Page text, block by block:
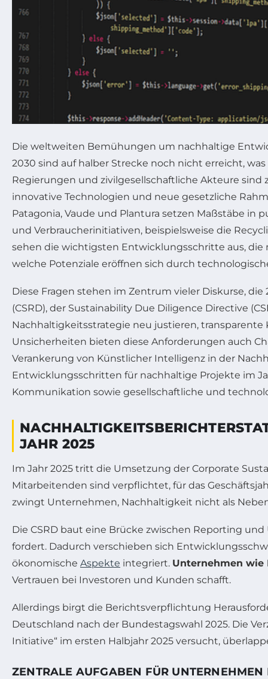
Die weltweiten Bemühungen um nachhaltige
2030 sind auf halber Strecke noch nicht erreicht,
Regierungen und zivilgesellschaftliche Akteure
innovative Technologien und neue gesetzliche
Patagonia, Vaude und Plantura setzen Maßstäbe
und Verbraucherinitiativen, beispielsweise die
sehen die wichtigsten Entwicklungsschritte aus, die
welche Potenziale eröffnen sich durch
Diese Fragen stehen im Zentrum vieler Diskurse,
(CSRD), der Sustainability Due Diligence Directive
Nachhaltigkeitsstrategie neu justieren,
Unsicherheiten bieten diese Anforderungen auch
Verankerung von Künstlicher Intelligenz in der
Entwicklungsschritten für nachhaltige Projekte im
Kommunikation sowie gesellschaftliche und
JAHR 2025
Im Jahr 2025 tritt die Umsetzung der Corporate
Mitarbeitenden sind verpflichtet, für das
zwingt Unternehmen, Nachhaltigkeit nicht als
Die CSRD baut eine Brücke zwischen Reporting
fordert. Dadurch verschieben sich
ökonomische Aspekte integriert. Unternehmen wie
Vertrauen bei Investoren und Kunden schafft.
Allerdings birgt die Berichtsverpflichtung
Deutschland nach der Bundestagswahl 2025. Die
Initiative“ im ersten Halbjahr 2025 versucht,
ZENTRALE AUFGABEN FÜR